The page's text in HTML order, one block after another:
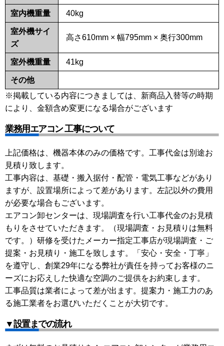
室内機重量 40kg
室外機サイ
ズ
高さ610mm × 幅795mm × 奥行300mm
室外機重量 41kg
その他
※掲載している内容につきましては、新商品入替等の時期
により、金額含め変更になる場合がございます
業務用エアコン 工事について
上記価格は、機器本体のみの価格です。工事代金は別途お
見積り致します。
工事内容は、基礎・搬入据付・配管・電気工事などがあり
ますが、設置場所によって差があります。左記以外の費用
が必要な場合もございます。
エアコン卸センターは、現場調査を行い工事代金のお見積
もりをさせていただきます。（現場調査・お見積りは無料
です。）研修を受けたメーカー指定工事店が現場調査・ご
提案・お見積り・施工を致します。「安心・安全・丁寧」
を遵守し、創業29年になる弊社が責任を持ってお客様のニ
ーズにお応えした快適な空調のご提供をお約束します。
工事品質は業者によって差が出ます。提案力・施工力のあ
る施工業者をお選びいただくことが大切です。
▼設置までの流れ